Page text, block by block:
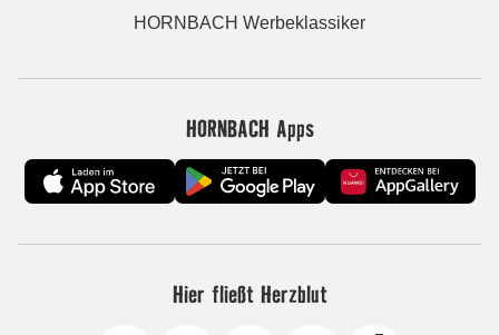
HORNBACH Werbeklassiker
HORNBACH Apps
Hier fließt Herzblut